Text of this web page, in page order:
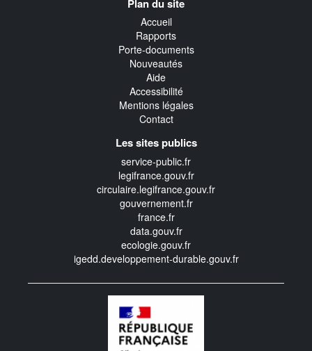
Plan du site
Accueil
Rapports
Porte-documents
Nouveautés
Aide
Accessibilité
Mentions légales
Contact
Les sites publics
service-public.fr
legifrance.gouv.fr
circulaire.legifrance.gouv.fr
gouvernement.fr
france.fr
data.gouv.fr
ecologie.gouv.fr
igedd.developpement-durable.gouv.fr